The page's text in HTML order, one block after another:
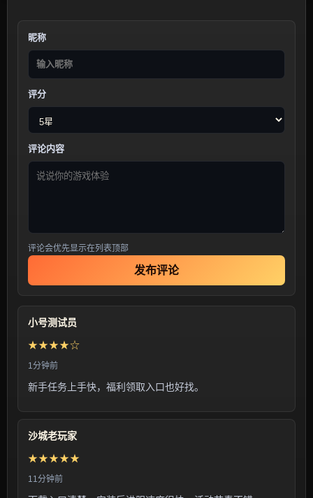
昵称
评分
评论内容
评论会优先显示在列表顶部
发布评论
小号测试员
★★★★☆
1分钟前
新手任务上手快，福利领取入口也好找。
沙城老玩家
★★★★★
11分钟前